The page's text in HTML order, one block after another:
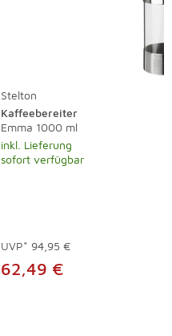
Stelton
Kaffeebereiter
Emma 1000 ml
inkl. Lieferung
sofort verfügbar
UVP* 94,95 €
62,49 €